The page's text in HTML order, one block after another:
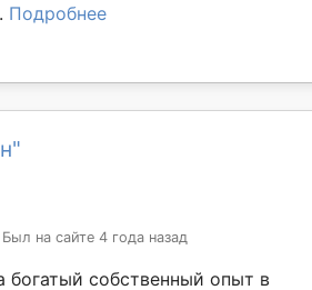
Подробнее
Был на сайте 4 года назад
богатый собственный опыт в